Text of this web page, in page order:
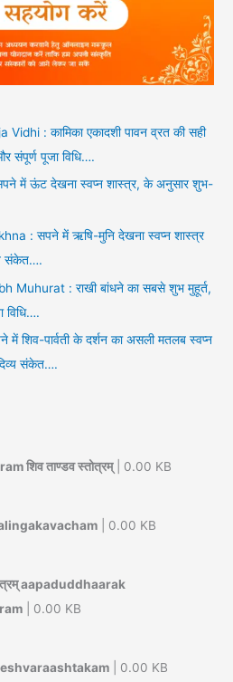
: कामिका एकादशी पावन व्रत की सही
संपूर्ण पूजा विधि….
में ऊंट देखना स्वप्न शास्त्र, के अनुसार शुभ-
: सपने में ऋषि-मुनि देखना स्वप्न शास्त्र
संकेत….
Muhurat : राखी बांधने का सबसे शुभ मुहूर्त,
विधि….
पार्वती के दर्शन का असली मतलब स्वप्न
संकेत….
शिव ताण्डव स्तोत्रम्| 0.00 KB
| 0.00 KB
aapaduddhaarak
| 0.00 KB
| 0.00 KB